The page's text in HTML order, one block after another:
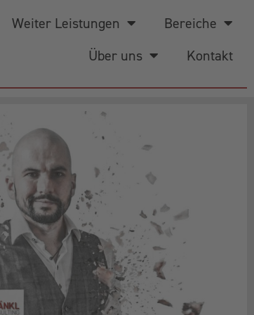
Weiter Leistungen
Bereiche
Über uns
Kontakt